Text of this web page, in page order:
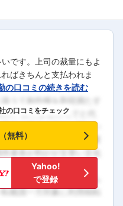
です。上司の裁量にもよ
ばきちんと支払われま
の口コミの続きを読む
の口コミをチェック
無料）
Yahoo!
で登録